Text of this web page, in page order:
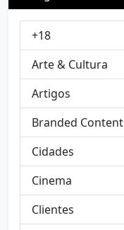
+18
Arte & Cultura
Artigos
Branded Content
Cidades
Cinema
Clientes